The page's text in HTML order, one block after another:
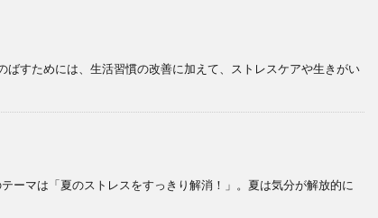
すためには、生活習慣の改善に加えて、ストレスケアや生きがい
ーマは「夏のストレスをすっきり解消！」。夏は気分が解放的に